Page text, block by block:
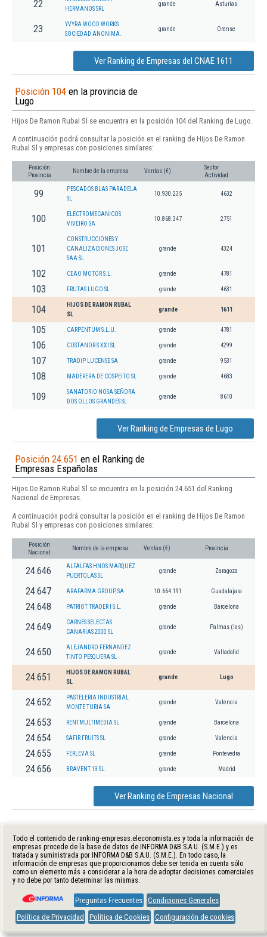
22
HERMANOS SRL
grande Asturias
23
YVYRA WOOD WORKS
SOCIEDAD ANONIMA.
grande Orense
Ver Ranking de Empresas del CNAE 1611
Posición 104 en la provincia de
Lugo
Hijos De Ramon Rubal Sl se encuentra en la posición 104 del Ranking de Lugo.
A continuación podrá consultar la posición en el ranking de Hijos De Ramon
Rubal Sl y empresas con posiciones similares:
Posición
Provincia
Nombre de la empresa Ventas (€)
Sector
Actividad
99
PESCADOS BLAS PARADELA
SL
10.930.235 4632
100
ELECTROMECANICOS
VIVEIRO SA
10.868.347 2751
101
CONSTRUCCIONES Y
CANALIZACIONES JOSE
SAA SL
grande 4324
102 CEAO MOTOR S.L. grande 4781
103 FRUTAS LUGO SL grande 4631
104
HIJOS DE RAMON RUBAL
SL
grande 1611
105 CARPENTUM S.L.U. grande 4781
106 COSTANOR S XXI SL grande 4299
107 TRADIP LUCENSE SA grande 9531
108 MADERERA DE COSPEITO SL grande 4683
109
SANATORIO NOSA SEÑORA
DOS OLLOS GRANDES SL
grande 8610
Ver Ranking de Empresas de Lugo
Posición 24.651 en el Ranking de
Empresas Españolas
Hijos De Ramon Rubal Sl se encuentra en la posición 24.651 del Ranking
Nacional de Empresas.
A continuación podrá consultar la posición en el ranking de Hijos De Ramon
Rubal Sl y empresas con posiciones similares:
Posición
Nacional
Nombre de la empresa Ventas (€) Provincia
24.646
ALFALFAS HNOS MARQUEZ
PUERTOLAS SL
grande Zaragoza
24.647 ARAFARMA GROUP, SA 10.664.191 Guadalajara
24.648 PATRIOT TRADER I S.L. grande Barcelona
24.649
CARNES SELECTAS
CANARIAS 2000 SL
grande Palmas (las)
24.650
ALEJANDRO FERNANDEZ
TINTO PESQUERA SL
grande Valladolid
24.651
HIJOS DE RAMON RUBAL
SL
grande Lugo
24.652
PASTELERIA INDUSTRIAL
MONTE TURIA SA
grande Valencia
24.653 RENTMULTIMEDIA SL grande Barcelona
24.654 SAFIR FRUITS SL grande Valencia
24.655 FERLEVA SL grande Pontevedra
24.656 BRAVENT 13 SL. grande Madrid
Ver Ranking de Empresas Nacional
Todo el contenido de ranking-empresas.eleconomista.es y toda la información de
empresas procede de la base de datos de INFORMA D&B S.A.U. (S.M.E.) y es
tratada y suministrada por INFORMA D&B S.A.U. (S.M.E.). En todo caso, la
información de empresas que proporcionamos debe ser tenida en cuenta sólo
como un elemento más a considerar a la hora de adoptar decisiones comerciales
y no debe por tanto determinar las mismas.
Preguntas Frecuentes Condiciones Generales
Política de Privacidad
Política de Cookies Configuración de cookies